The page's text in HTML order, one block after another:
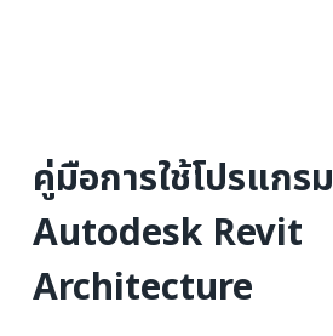
คู่มือการใช้โปรแกรม
Autodesk Revit
Architecture